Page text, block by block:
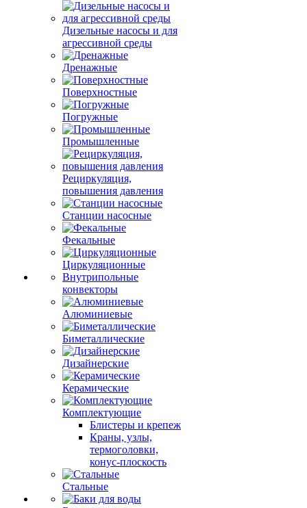
Дизельные насосы и для
агрессивной среды
Дренажные
Поверхностные
Погружные
Промышленные
Рециркуляция,
повышения давления
Станции насосные
Фекальные
Циркуляционные
Внутрипольные
конвекторы
Алюминиевые
Биметаллические
Дизайнерские
Керамические
Комплектующие
Блистеры и крепеж
Краны, узлы,
термоголовки,
конус-плоскость
Стальные